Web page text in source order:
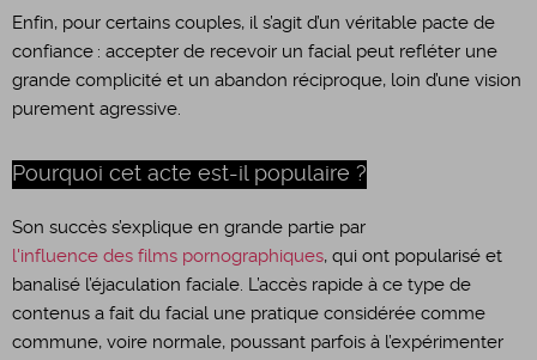
Enfin, pour certains couples, il s’agit d’un véritable pacte de
confiance : accepter de recevoir un facial peut refléter une
grande complicité et un abandon réciproque, loin d’une vision
purement agressive.
Pourquoi cet acte est-il populaire ?
Son succès s’explique en grande partie par
l'influence des films pornographiques, qui ont popularisé et
banalisé l’éjaculation faciale. L’accès rapide à ce type de
contenus a fait du facial une pratique considérée comme
commune, voire normale, poussant parfois à l’expérimenter